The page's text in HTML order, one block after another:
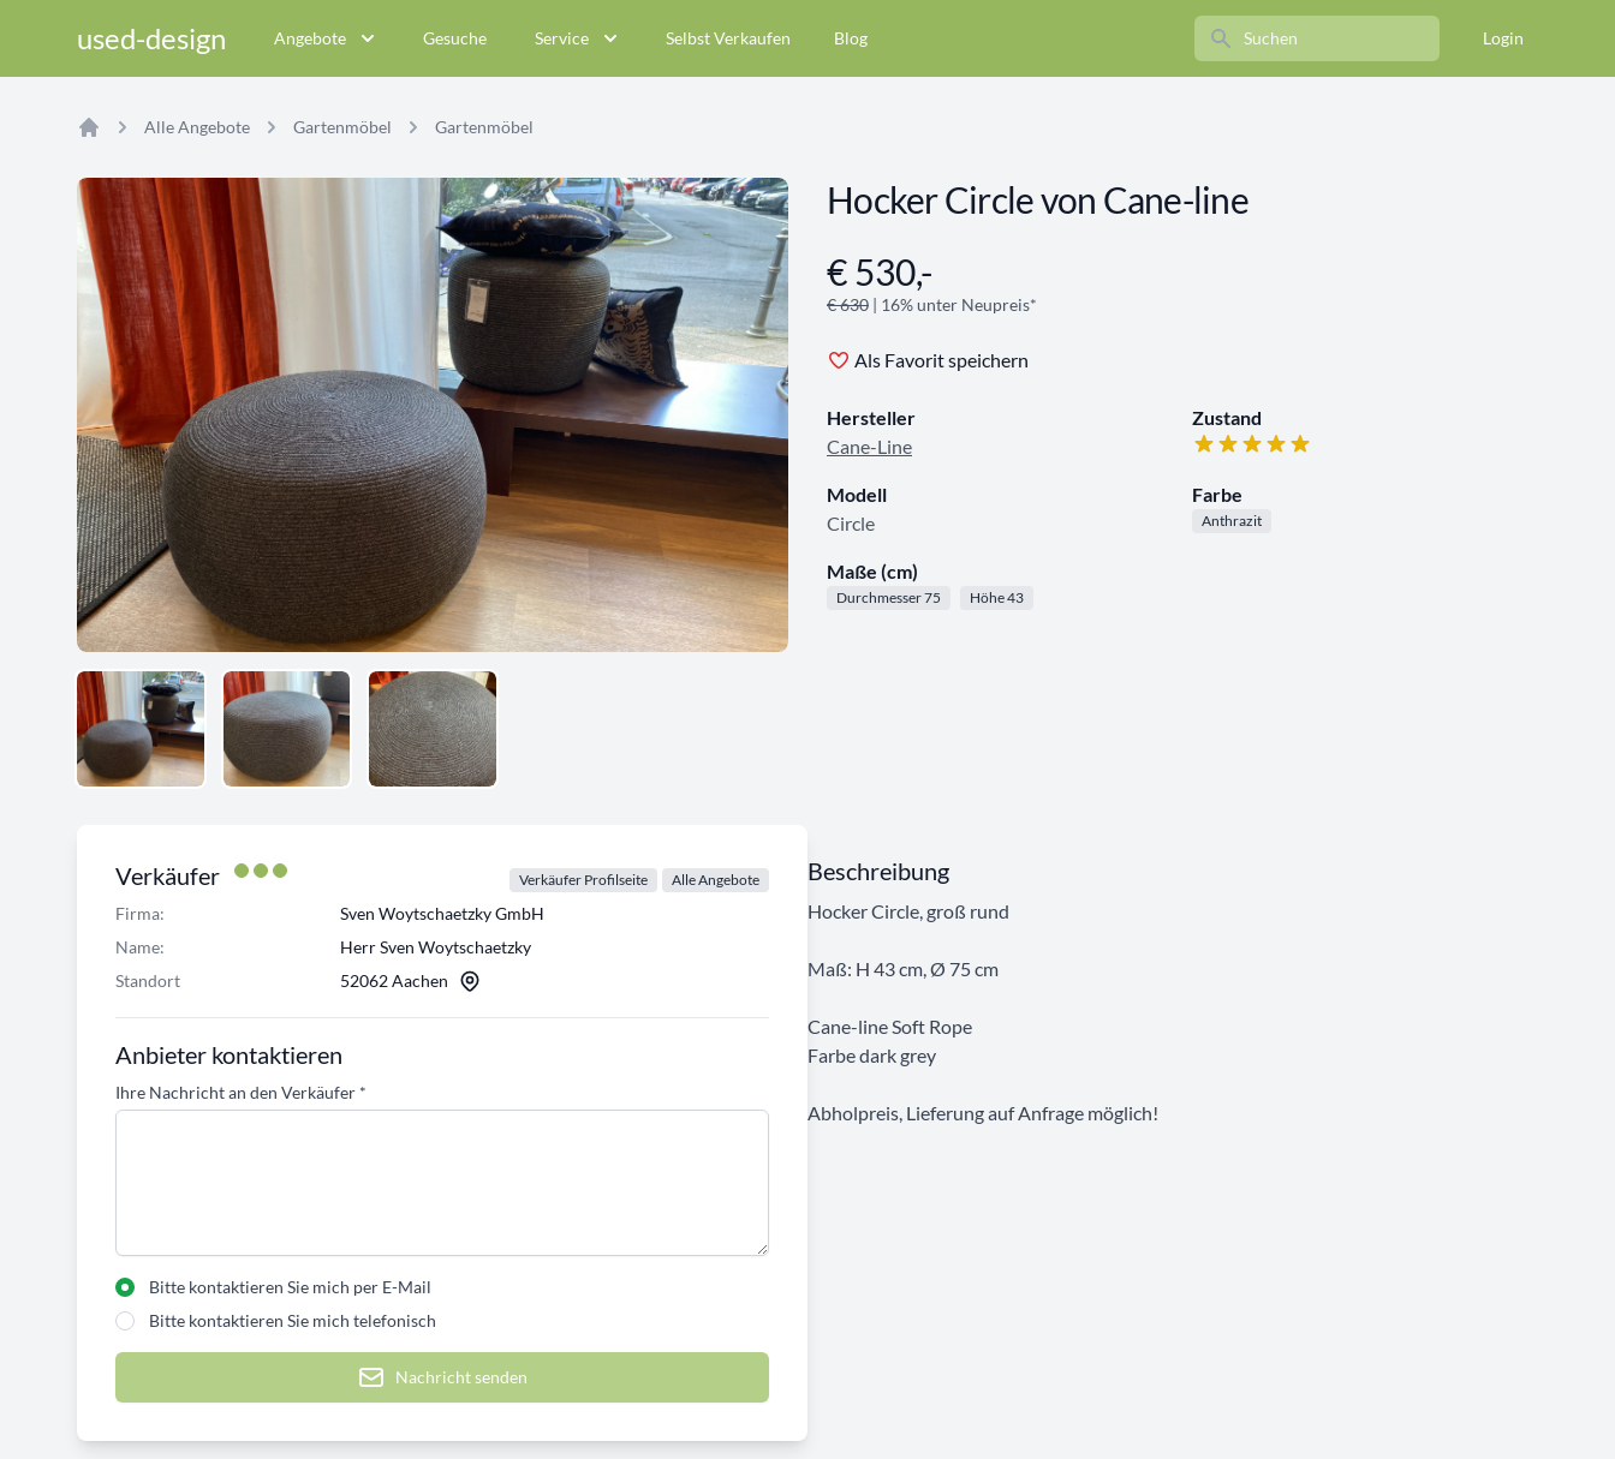
used-design Angebote Gesuche Service Selbst Verkaufen Blog Search Login
Alle Angebote Gartenmöbel Gartenmöbel
Hocker Circle von Cane-line
Angebotsinformationen
€ 530,-
€ 630 | 16% unter Neupreis*
Als Favorit speichern
Hersteller
Cane-Line
Zustand
Modell
Circle
Farbe
Anthrazit
Maße (cm)
Durchmesser 75 Höhe 43
Verkäufer Verkäufer Profilseite Alle Angebote
Firma:
Sven Woytschaetzky GmbH
Name:
Herr Sven Woytschaetzky
Standort
52062 Aachen
Anbieter kontaktieren
Ihre Nachricht an den Verkäufer *
Bitte kontaktieren Sie mich per E-Mail
Bitte kontaktieren Sie mich telefonisch
Nachricht senden
Beschreibung
Hocker Circle, groß rund
Maß: H 43 cm, Ø 75 cm
Cane-line Soft Rope
Farbe dark grey
Abholpreis, Lieferung auf Anfrage möglich!